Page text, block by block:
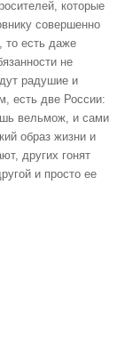
которые
совершенно
то есть даже
не
радушие и
есть две России:
вельмож, и сами
образ жизни и
других гонят
и просто ее